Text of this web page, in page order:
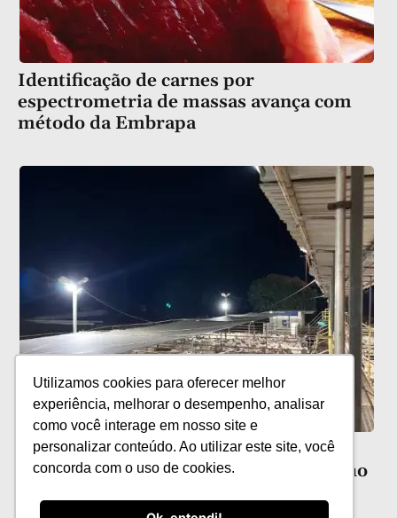
Utilizamos cookies para oferecer melhor
experiência, melhorar o desempenho, analisar
como você interage em nosso site e
personalizar conteúdo. Ao utilizar este site, você
concorda com o uso de cookies.
Identificação de carnes por
espectrometria de massas avança com
método da Embrapa
Circuito Nelore de Qualidade chega a
Nova Andradina (MS) no dia 10 de julho